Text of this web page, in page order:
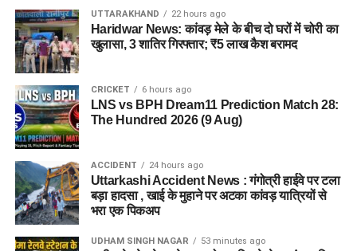
UTTARAKHAND 22 hours ago
Haridwar News: कांवड़ मेले के बीच दो घरों में चोरी का
खुलासा, 3 शातिर गिरफ्तार; ₹5 लाख कैश बरामद
CRICKET 6 hours ago
LNS vs BPH Dream11 Prediction Match 28:
The Hundred 2026 (9 Aug)
ACCIDENT 24 hours ago
Uttarkashi Accident News : गंगोत्री हाईवे पर टला
बड़ा हादसा , खाई के मुहाने पर अटका कांवड़ यात्रियों से
भरा एक पिकअप
UDHAM SINGH NAGAR 53 minutes ago